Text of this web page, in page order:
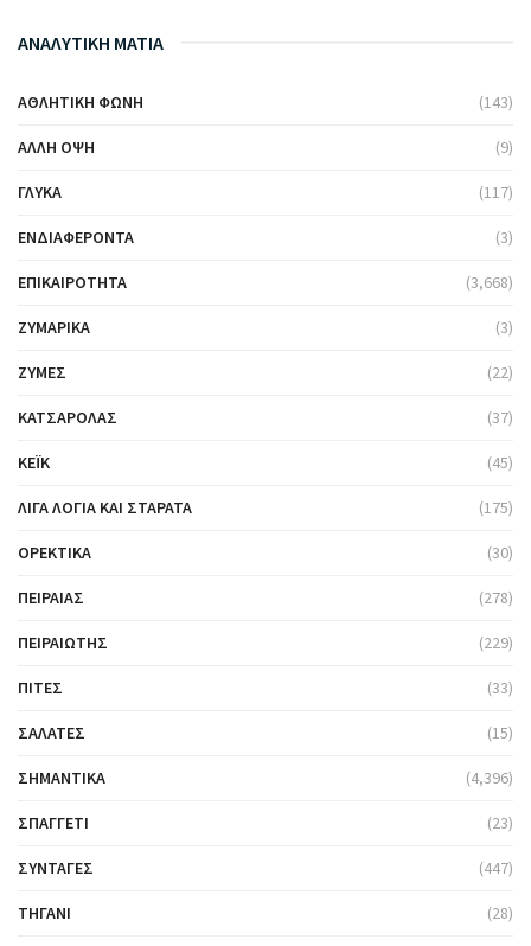
ΑΝΑΛΥΤΙΚΗ ΜΑΤΙΑ
ΑΘΛΗΤΙΚΉ ΦΩΝΉ (143)
ΆΛΛΗ ΌΨΗ (9)
ΓΛΥΚΆ (117)
ΕΝΔΙΑΦΈΡΟΝΤΑ (3)
ΕΠΙΚΑΙΡΌΤΗΤΑ (3,668)
ΖΥΜΑΡΙΚΆ (3)
ΖΎΜΕΣ (22)
ΚΑΤΣΑΡΌΛΑΣ (37)
ΚΈΙΚ (45)
ΛΊΓΑ ΛΌΓΙΑ ΚΑΙ ΣΤΑΡΆΤΑ (175)
ΟΡΕΚΤΙΚΆ (30)
ΠΕΙΡΑΙΆΣ (278)
ΠΕΙΡΑΙΏΤΗΣ (229)
ΠΊΤΕΣ (33)
ΣΑΛΆΤΕΣ (15)
ΣΗΜΑΝΤΙΚΆ (4,396)
ΣΠΑΓΓΈΤΙ (23)
ΣΥΝΤΑΓΈΣ (447)
ΤΗΓΆΝΙ (28)